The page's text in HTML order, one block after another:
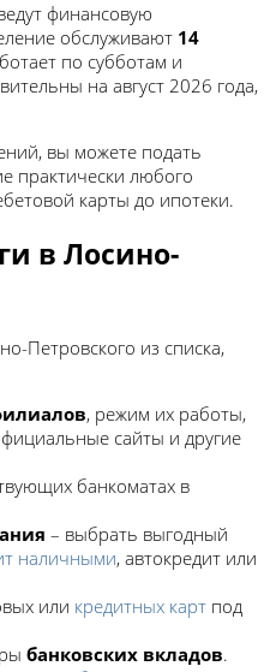
финансовую
обслуживают 14
по субботам и
на август 2026 года,
вы можете подать
практически любого
карты до ипотеки.
в Лосино-
Петровского из списка,
, режим их работы,
сайты и другие
банкоматах в
– выбрать выгодный
наличными, автокредит или
или кредитных карт под
банковских вкладов.